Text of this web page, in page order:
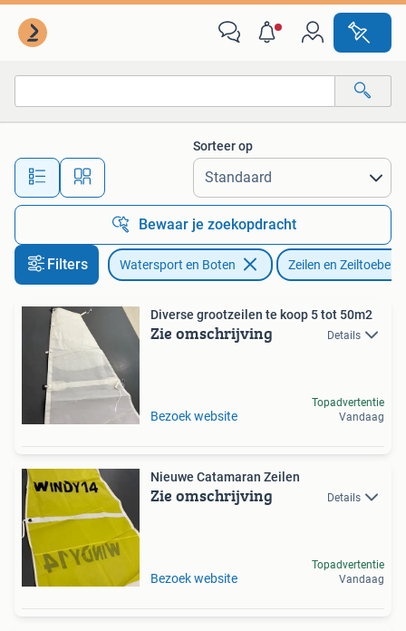
Alle afstanden…
Sorteer op
Bewaar je zoekopdracht
Filters Watersport en Boten Zeilen en
Diverse grootzeilen te koop 5 tot 50m2
Zie omschrijving Details
Bezoek website
Topadvertentie
Vandaag
Nieuwe Catamaran Zeilen
Zie omschrijving Details
Bezoek website
Topadvertentie
Vandaag